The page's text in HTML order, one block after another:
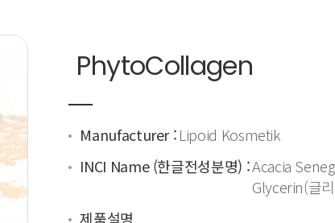
PhytoCollagen
Manufacturer :Lipoid Kosmetik
INCI Name (한글전성분명) :Acacia
Glycerin(글
제품설명